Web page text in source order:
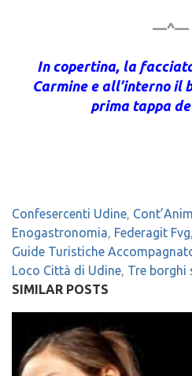
—^—
In copertina, la
Carmine e all’interno il
prima tappa
Confesercenti Udine,
Enogastronomia, Federagit Fvg,
Guide Turistiche
Loco Città di Udine, Tre borghi
SIMILAR POSTS